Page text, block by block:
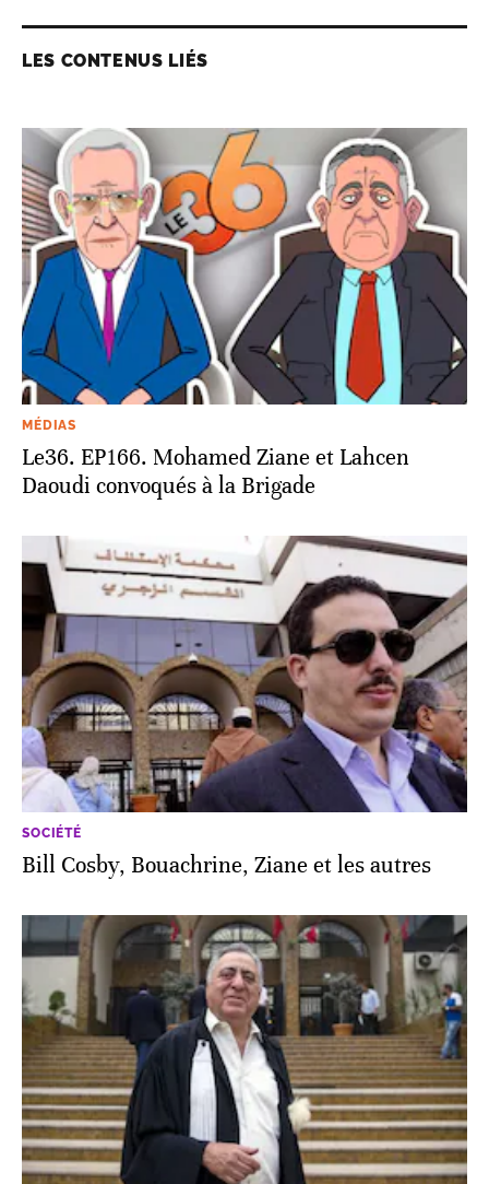
LES CONTENUS LIÉS
MÉDIAS
Le36. EP166. Mohamed Ziane et Lahcen
Daoudi convoqués à la Brigade
SOCIÉTÉ
Bill Cosby, Bouachrine, Ziane et les autres